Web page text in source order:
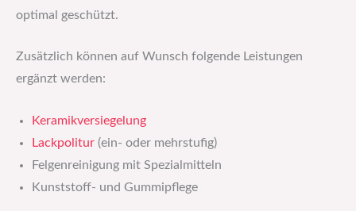
optimal geschützt.
Zusätzlich können auf Wunsch folgende Leistungen
ergänzt werden:
Keramikversiegelung
Lackpolitur (ein- oder mehrstufig)
Felgenreinigung mit Spezialmitteln
Kunststoff- und Gummipflege